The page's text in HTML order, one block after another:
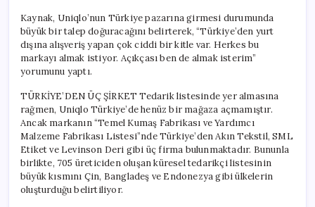
Kaynak, Uniqlo’nun Türkiye pazarına girmesi durumunda
büyük bir talep doğuracağını belirterek, “Türkiye’den yurt
dışına alışveriş yapan çok ciddi bir kitle var. Herkes bu
markayı almak istiyor. Açıkçası ben de almak isterim”
yorumunu yaptı.
TÜRKİYE’DEN ÜÇ ŞİRKET Tedarik listesinde yer almasına
rağmen, Uniqlo Türkiye’de henüz bir mağaza açmamıştır.
Ancak markanın “Temel Kumaş Fabrikası ve Yardımcı
Malzeme Fabrikası Listesi”nde Türkiye’den Akın Tekstil, SML
Etiket ve Levinson Deri gibi üç firma bulunmaktadır. Bununla
birlikte, 705 üreticiden oluşan küresel tedarikçi listesinin
büyük kısmını Çin, Bangladeş ve Endonezya gibi ülkelerin
oluşturduğu belirtiliyor.